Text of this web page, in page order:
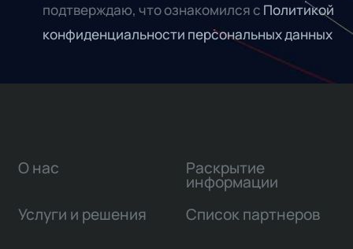
подтверждаю, что ознакомился с Политикой
конфиденциальности персональных данных
О нас
Услуги и решения
Раскрытие
информации
Список партнеров